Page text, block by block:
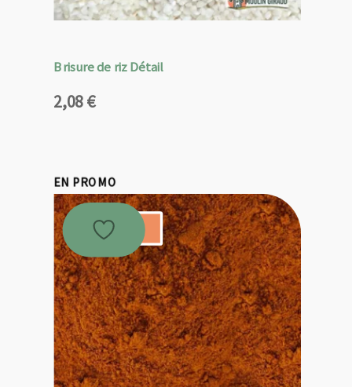
Brisure de riz Détail
2,08€
EN PROMO
Promo !